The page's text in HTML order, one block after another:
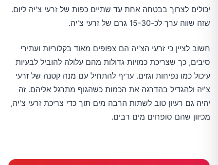
יכולים לצרוך בבטחה אחת עד שתיים כפות של זרעי צ'יה ליום.
שזה שווה ערך לכ-15-30 גרם של זרעי צ'יה.
חשוב לציין כי זרעי הצ'יה הם צפופים מאוד בקלוריות ועתירי
סיבים, כך שצריכת כמויות גדולות מהם עלולה להוביל לבעיות
עיכול כמו נפיחות וגזים. עדיף להתחיל עם מנה קטנה של זרעי
צ'יה ולהגדיל בהדרגה את הכמות כשהגוף מתרגל אליהם. זה
יהיה גם רעיון טוב לשתות הרבה מים תוך כדי צריכת זרעי צ'יה,
מכיוון שהם סופחים מים רבים.